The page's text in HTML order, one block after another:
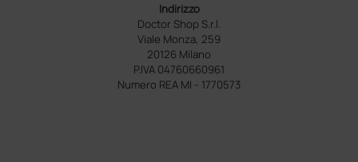
Indirizzo
Doctor Shop S.r.l.
Viale Monza, 259
20126 Milano
P.IVA 04760660961
Numero REA MI - 1770573